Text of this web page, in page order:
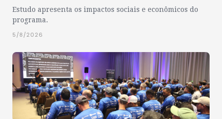
Estudo apresenta os impactos sociais e econômicos do
programa.
5/8/2026